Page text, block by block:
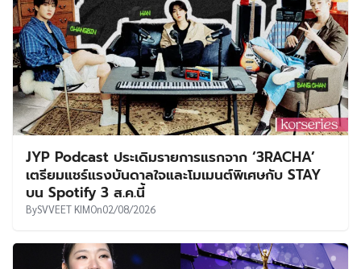
JYP Podcast ประเดิมรายการแรกจาก ‘3RACHA’
เตรียมแชร์แรงบันดาลใจและโมเมนต์พิเศษกับ STAY
บน Spotify 3 ส.ค.นี้
BySVVEET KIMOn02/08/2026